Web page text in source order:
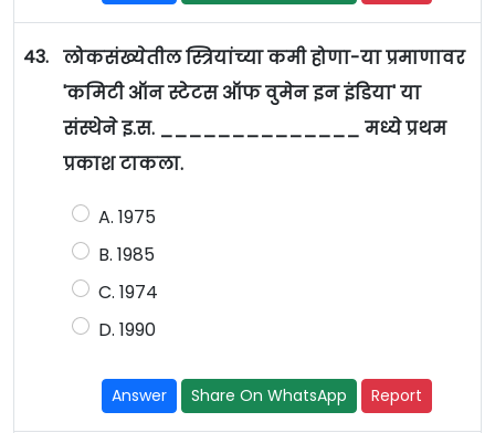
43. लोकसंख्येतील स्त्रियांच्या कमी होणा-या प्रमाणावर
'कमिटी ऑन स्टेटस ऑफ वुमेन इन इंडिया' या
संस्थेने इ.स. ______________ मध्ये प्रथम
प्रकाश टाकला.
A. 1975
B. 1985
C. 1974
D. 1990
Answer Share On WhatsApp Report